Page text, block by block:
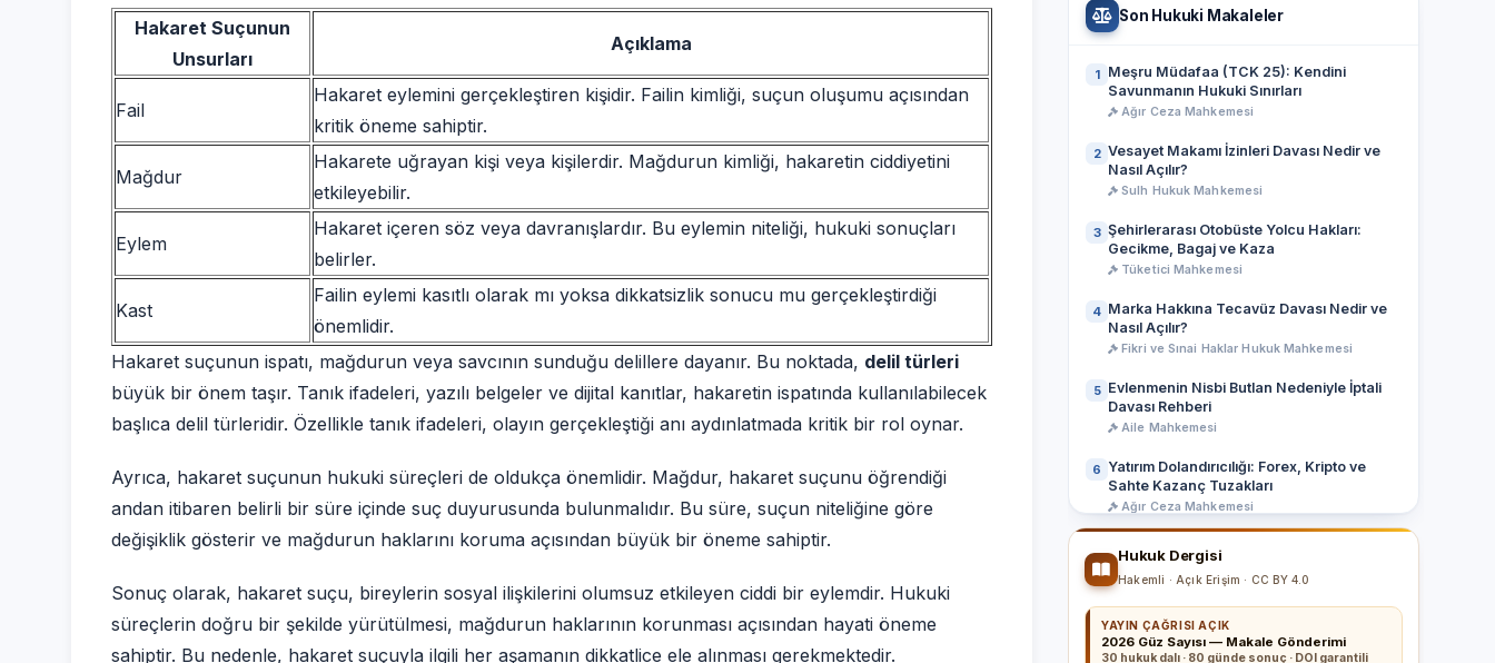
Hakaret Suçunun
Unsurları
Açıklama
Fail
Hakaret eylemini gerçekleştiren kişidir. Failin kimliği, suçun oluşumu açısından
kritik öneme sahiptir.
Mağdur
Hakarete uğrayan kişi veya kişilerdir. Mağdurun kimliği, hakaretin ciddiyetini
etkileyebilir.
Eylem
Hakaret içeren söz veya davranışlardır. Bu eylemin niteliği, hukuki sonuçları
belirler.
Kast
Failin eylemi kasıtlı olarak mı yoksa dikkatsizlik sonucu mu gerçekleştirdiği
önemlidir.
Hakaret suçunun ispatı, mağdurun veya savcının sunduğu delillere dayanır. Bu noktada, delil türleri
büyük bir önem taşır. Tanık ifadeleri, yazılı belgeler ve dijital kanıtlar, hakaretin ispatında kullanılabilecek
başlıca delil türleridir. Özellikle tanık ifadeleri, olayın gerçekleştiği anı aydınlatmada kritik bir rol oynar.
Ayrıca, hakaret suçunun hukuki süreçleri de oldukça önemlidir. Mağdur, hakaret suçunu öğrendiği
andan itibaren belirli bir süre içinde suç duyurusunda bulunmalıdır. Bu süre, suçun niteliğine göre
değişiklik gösterir ve mağdurun haklarını koruma açısından büyük bir öneme sahiptir.
Sonuç olarak, hakaret suçu, bireylerin sosyal ilişkilerini olumsuz etkileyen ciddi bir eylemdir. Hukuki
süreçlerin doğru bir şekilde yürütülmesi, mağdurun haklarının korunması açısından hayati öneme
sahiptir. Bu nedenle, hakaret suçuyla ilgili her aşamanın dikkatlice ele alınması gerekmektedir.
Son Hukuki Makaleler
1
Meşru Müdafaa (TCK 25): Kendini
Savunmanın Hukuki Sınırları
Ağır Ceza Mahkemesi
2 Vesayet Makamı İzinleri Davası Nedir ve
Nasıl Açılır?
Sulh Hukuk Mahkemesi
3 Şehirlerarası Otobüste Yolcu Hakları:
Gecikme, Bagaj ve Kaza
Tüketici Mahkemesi
4 Marka Hakkına Tecavüz Davası Nedir ve
Nasıl Açılır?
Fikri ve Sınai Haklar Hukuk Mahkemesi
5 Evlenmenin Nisbi Butlan Nedeniyle İptali
Davası Rehberi
Aile Mahkemesi
6 Yatırım Dolandırıcılığı: Forex, Kripto ve
Sahte Kazanç Tuzakları
Ağır Ceza Mahkemesi
Tüm Makaleler
Hukuk Dergisi
Hakemli · Açık Erişim · CC BY 4.0
YAYIN ÇAĞRISI AÇIK
2026 Güz Sayısı — Makale Gönderimi
30 hukuk dalı · 80 günde sonuç · DOI garantili